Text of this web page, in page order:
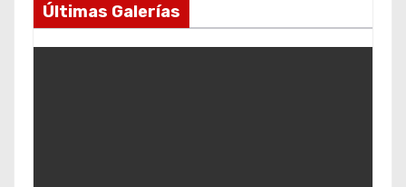
Últimas Galerías